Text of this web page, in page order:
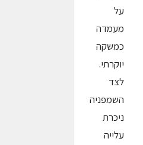
על
מעמדה
כמשקה
יוקרתי.
לצד
השמפניה
ניכרת
עלייה